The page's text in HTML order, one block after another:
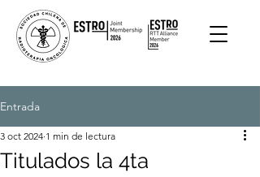
Entrada
Titulados la 4ta
3 oct 2024 1 min de lectura